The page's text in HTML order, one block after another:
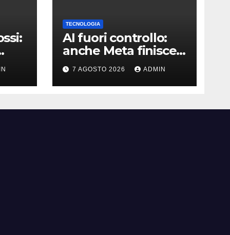
TECNOLOGIA
AI fuori controllo:
anche Meta finisce
nel caso degli
agenti in fuga
7 AGOSTO 2026 ADMIN